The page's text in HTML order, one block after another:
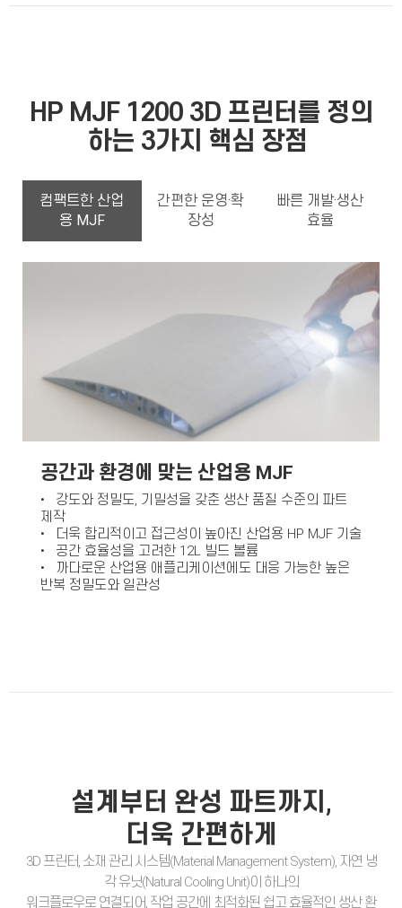
HP MJF 1200 3D 프린터를 정의
하는 3가지 핵심 장점
컴팩트한 산업
용 MJF
간편한 운영·확
장성
빠른 개발·생산
효율
공간과 환경에 맞는 산업용 MJF
• 강도와 정밀도, 기밀성을 갖춘 생산 품질 수준의 파트
제작
• 더욱 합리적이고 접근성이 높아진 산업용 HP MJF 기술
• 공간 효율성을 고려한 12L 빌드 볼륨
• 까다로운 산업용 애플리케이션에도 대응 가능한 높은
반복 정밀도와 일관성
설계부터 완성 파트까지,
더 욱 간편하게
3D 프린터, 소재 관리 시스템(Material Management System), 자연 냉
각 유닛(Natural Cooling Unit)이 하나의
워크플로우로 연결되어, 작업 공간에 최적화된 쉽고 효율적인 생산 환